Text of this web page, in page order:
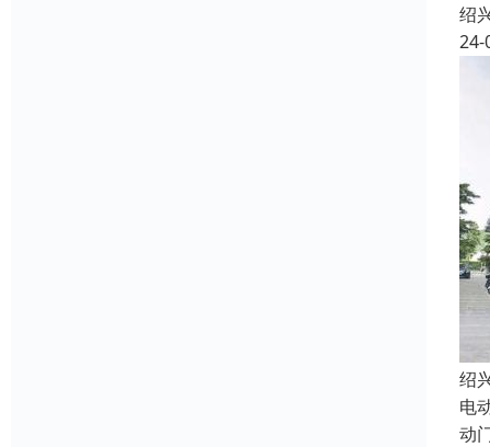
绍
24-
绍
电
动